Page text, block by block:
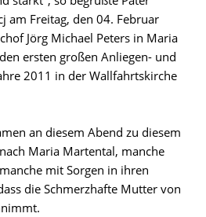
am Freitag, den 04. Februar
Jörg Michael Peters in Maria
ersten großen Anliegen- und
2011 in der Wallfahrtskirche
an diesem Abend zu diesem
Maria Martental, manche
mit Sorgen in ihren
die Schmerzhafte Mutter von